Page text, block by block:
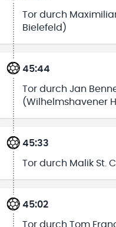
Tor durch
Bielefeld)
45:44
Tor durch Jan
(Wilhelmshavener
45:33
Tor durch Malik St.
45:02
Tor durch Tom